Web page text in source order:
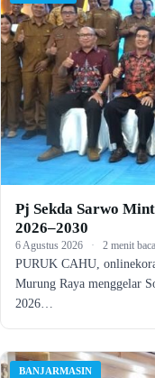
Pj Sekda Sarwo
2026–2030
6 Agustus 2026 · 2 menit baca
PURUK CAHU,
Murung Raya menggelar
2026…
BANJARMASIN